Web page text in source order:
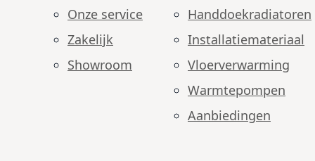
Onze service
Zakelijk
Showroom
Handdoekradiatoren
Installatiemateriaal
Vloerverwarming
Warmtepompen
Aanbiedingen